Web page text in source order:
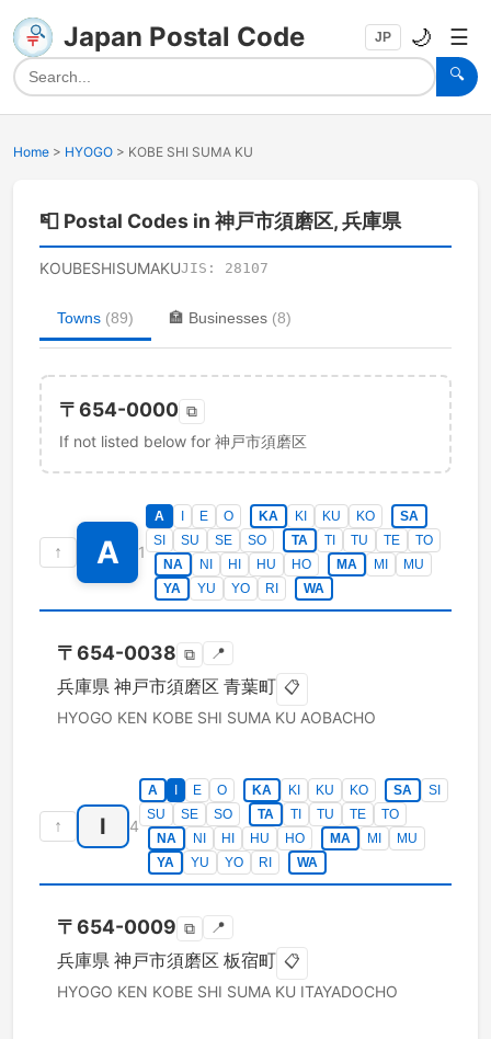
Japan Postal Code
🔍
JP 🌙 ☰
Home > HYOGO > KOBE SHI SUMA KU
📮 Postal Codes in 神戸市須磨区, 兵庫県
KOUBESHISUMAKUJIS: 28107
Towns (89) 🏣 Businesses (8)
〒654-0000 ⧉
If not listed below for 神戸市須磨区
↑ A 1
A E O KA KI KU KO
SA
SI
SU SE SO TA TI TU TE
TO
NA
NI HI HU HO MA MI
MU
YA
YU YO RI WA
〒654-0038 ⧉ 📍
兵庫県 神戸市須磨区 青葉町 📋
HYOGO KEN KOBE SHI SUMA KU AOBACHO
↑ I 4
A E O KA KI KU KO SA
SI
SU
SE SO TA TI TU TE
TO
NA
NI HI HU HO MA MI
MU
YA
YU YO RI WA
〒654-0009 ⧉ 📍
兵庫県 神戸市須磨区 板宿町 📋
HYOGO KEN KOBE SHI SUMA KU ITAYADOCHO